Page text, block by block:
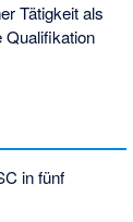
Tätigkeit als
Qualifikation
in fünf